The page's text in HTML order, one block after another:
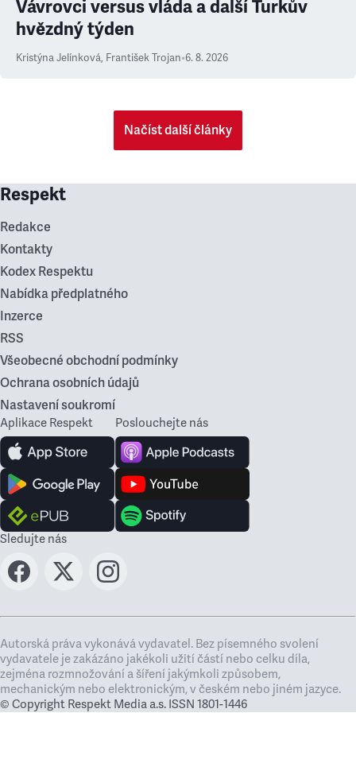
Vávrovci versus vláda a další Turkův
hvězdný týden
Kristýna Jelínková, František Trojan•6. 8. 2026
Načíst další články
Respekt
Redakce
Kontakty
Kodex Respektu
Nabídka předplatného
Inzerce
RSS
Všeobecné obchodní podmínky
Ochrana osobních údajů
Nastavení soukromí
Aplikace Respekt Poslouchejte nás
Sledujte nás
Autorská práva vykonává vydavatel. Bez písemného svolení
vydavatele je zakázáno jakékoli užití částí nebo celku díla,
zejména rozmnožování a šíření jakýmkoli způsobem,
mechanickým nebo elektronickým, v českém nebo jiném jazyce.
© Copyright Respekt Media a.s. ISSN 1801-1446